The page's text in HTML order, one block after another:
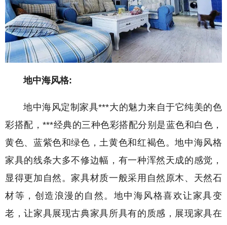
地中海风格:
地中海风定制家具***大的魅力来自于它纯美的色
彩搭配，***经典的三种色彩搭配分别是蓝色和白色，
黄色、蓝紫色和绿色，土黄色和红褐色。地中海风格
家具的线条大多不修边幅，有一种浑然天成的感觉，
显得更加自然。家具材质一般采用自然原木、天然石
材等，创造浪漫的自然。地中海风格喜欢让家具变
老，让家具展现古典家具所具有的质感，展现家具在